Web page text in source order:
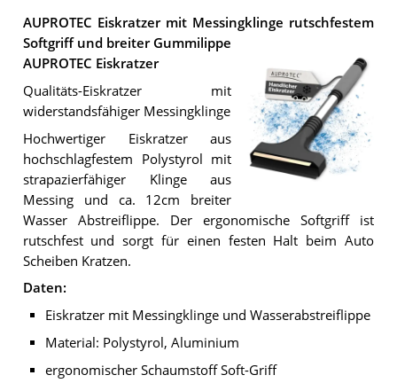
AUPROTEC Eiskratzer mit Messingklinge rutschfestem
Softgriff und breiter Gummilippe
Eiskratzer
mit
breiter
Gummilippe.
AUPROTEC Eiskratzer
Qualitäts-Eiskratzer mit
widerstandsfähiger Messingklinge
Hochwertiger Eiskratzer aus
hochschlagfestem Polystyrol mit
strapazierfähiger Klinge aus
Messing und ca. 12cm breiter
Wasser Abstreiflippe. Der ergonomische Softgriff ist
rutschfest und sorgt für einen festen Halt beim Auto
Scheiben Kratzen.
Daten:
Eiskratzer mit Messingklinge und Wasserabstreiflippe
Material: Polystyrol, Aluminium
ergonomischer Schaumstoff Soft-Griff